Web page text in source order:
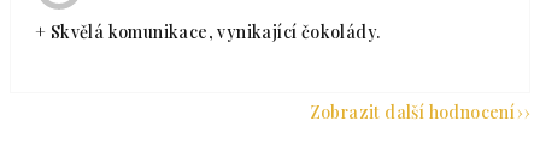
+ Skvělá komunikace, vynikající čokolády.
Zobrazit další hodnocení